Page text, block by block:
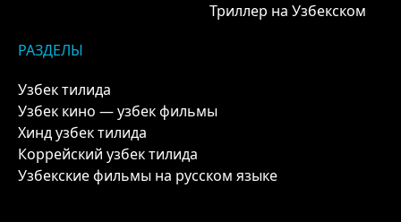
Триллер на Узбекском
РАЗДЕЛЫ
Узбек тилида
Узбек кино — узбек фильмы
Хинд узбек тилида
Коррейский узбек тилида
Узбекские фильмы на русском языке